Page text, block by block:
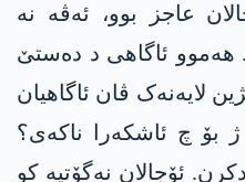
عاجز بوو، ئەڤە نە
ھەموو ئاگاھی د دەستێ
لایەنەک ڤان ئاگاھیان
بۆ چ ئاشکەرا ناکەی؟
ئۆجالان نەگۆتیە کو